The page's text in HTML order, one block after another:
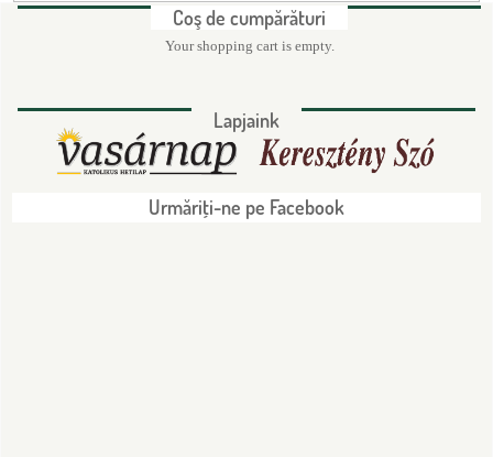
Coş de cumpărături
Your shopping cart is empty.
Lapjaink
Urmăriţi-ne pe Facebook